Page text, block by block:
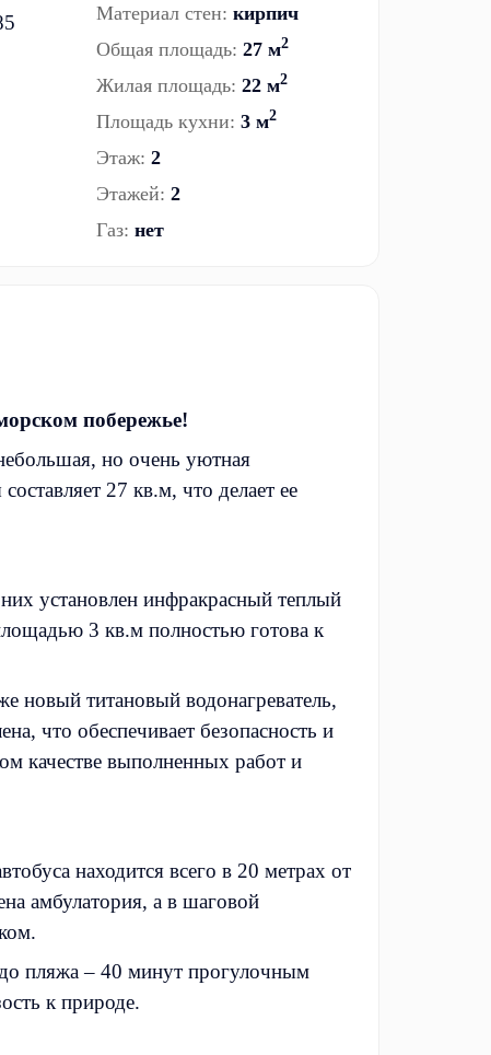
Материал стен: кирпич
Общая площадь: 27 м2
Жилая площадь: 22 м2
Площадь кухни: 3 м2
Этаж: 2
Этажей: 2
Газ: нет
побережье!
но очень уютная
27 кв.м, что делает ее
установлен инфракрасный теплый
3 кв.м полностью готова к
новый титановый водонагреватель,
что обеспечивает безопасность и
качестве выполненных работ и
находится всего в 20 метрах от
амбулатория, а в шаговой
пляжа – 40 минут прогулочным
к природе.